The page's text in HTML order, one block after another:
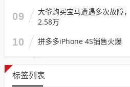
09
大爷购买宝马遭遇多次故障
2.58万
10 拼多多iPhone 4S销售火爆
标签列表